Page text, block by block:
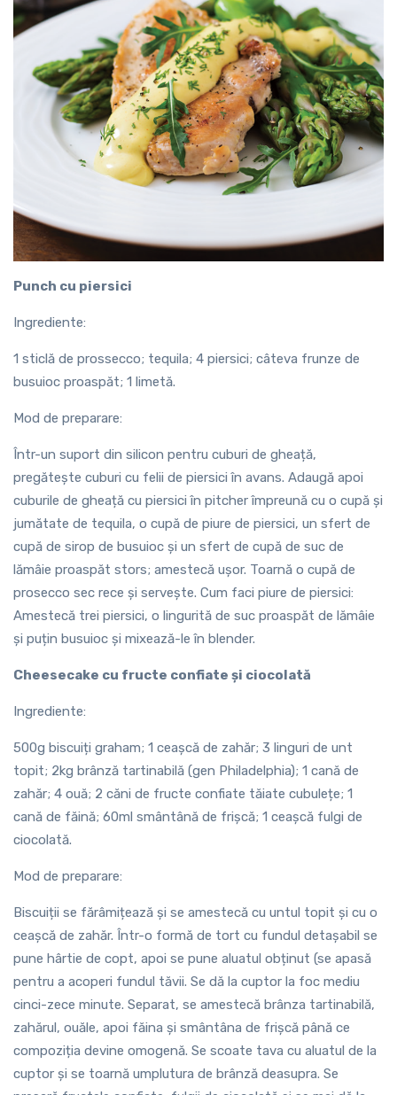
Punch cu piersici
Ingrediente:
1 sticlă de prossecco; tequila; 4 piersici; câteva frunze de
busuioc proaspăt; 1 limetă.
Mod de preparare:
Într-un suport din silicon pentru cuburi de gheață,
pregătește cuburi cu felii de piersici în avans. Adaugă apoi
cuburile de gheață cu piersici în pitcher împreună cu o cupă și
jumătate de tequila, o cupă de piure de piersici, un sfert de
cupă de sirop de busuioc și un sfert de cupă de suc de
lămâie proaspăt stors; amestecă ușor. Toarnă o cupă de
prosecco sec rece și servește. Cum faci piure de piersici:
Amestecă trei piersici, o lingurită de suc proaspăt de lămâie
și puțin busuioc și mixează-le în blender.
Cheesecake cu fructe confiate și ciocolată
Ingrediente:
500g biscuiți graham; 1 ceașcă de zahăr; 3 linguri de unt
topit; 2kg brânză tartinabilă (gen Philadelphia); 1 cană de
zahăr; 4 ouă; 2 căni de fructe confiate tăiate cubulețe; 1
cană de făină; 60ml smântână de frișcă; 1 ceașcă fulgi de
ciocolată.
Mod de preparare:
Biscuiții se fărâmițează și se amestecă cu untul topit și cu o
ceașcă de zahăr. Într-o formă de tort cu fundul detașabil se
pune hârtie de copt, apoi se pune aluatul obținut (se apasă
pentru a acoperi fundul tăvii. Se dă la cuptor la foc mediu
cinci-zece minute. Separat, se amestecă brânza tartinabilă,
zahărul, ouăle, apoi făina și smântâna de frișcă până ce
compoziția devine omogenă. Se scoate tava cu aluatul de la
cuptor și se toarnă umplutura de brânză deasupra. Se